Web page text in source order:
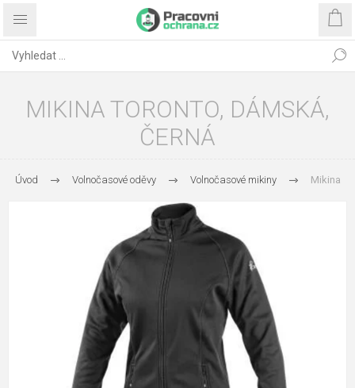
MIKINA TORONTO, DÁMSKÁ,
ČERNÁ
Úvod Volnočasové oděvy Volnočasové mikiny Mikina